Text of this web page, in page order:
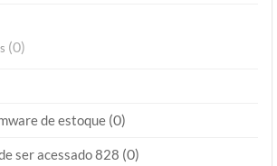
(0)
de estoque (0)
ser acessado 828 (0)